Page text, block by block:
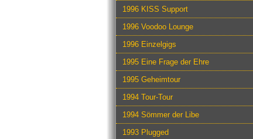
1996 KISS Support
1996 Voodoo Lounge
1996 Einzelgigs
1995 Eine Frage der Ehre
1995 Geheimtour
1994 Tour-Tour
1994 Sömmer der Libe
1993 Plugged